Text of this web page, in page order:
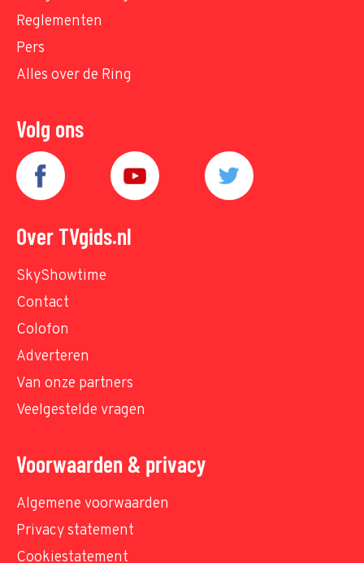
Reglementen
Pers
Alles over de Ring
Volg ons
Over TVgids.nl
SkyShowtime
Contact
Colofon
Adverteren
Van onze partners
Veelgestelde vragen
Voorwaarden & privacy
Algemene voorwaarden
Privacy statement
Cookiestatement